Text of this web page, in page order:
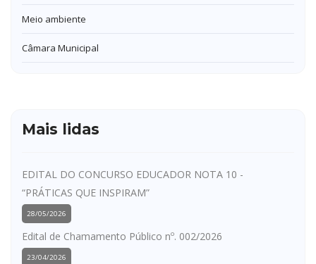
Meio ambiente
Câmara Municipal
Mais lidas
EDITAL DO CONCURSO EDUCADOR NOTA 10 -
“PRÁTICAS QUE INSPIRAM”
28/05/2026
Edital de Chamamento Público nº. 002/2026
23/04/2026